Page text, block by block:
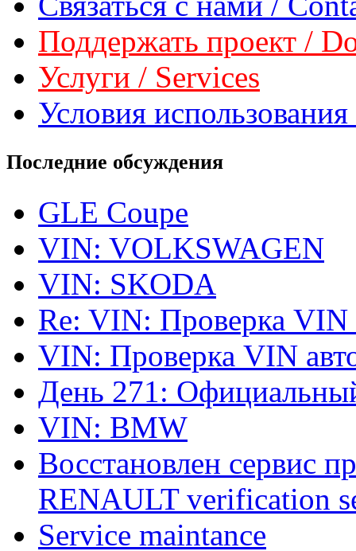
Поддержать проект /
Услуги / Services
Условия
Последние обсуждения
GLE Coupe
VIN: VOLKSWAGEN
VIN: SKODA
Re: VIN: Проверка VIN
VIN: Проверка VIN
День 271:
VIN: BMW
Восстановлен сервис
RENAULT verification
Service maintance